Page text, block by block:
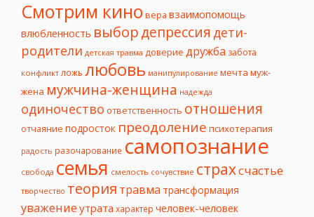
Смотрим кино вера взаимопомощь
влюбленность выбордепрессия дети-
родители детская травма доверие дружба забота
конфликт ложь любовь манипулирование мечта муж-
жена мужчина-женщина надежда
одиночество ответственность отношения
отчаяние подросток преодоление психотерапия
радость разочарование самопознание
свобода семья смелость сочувствие страхсчастье
творчество теория травма трансформация
уважение утрата характер человек-человек